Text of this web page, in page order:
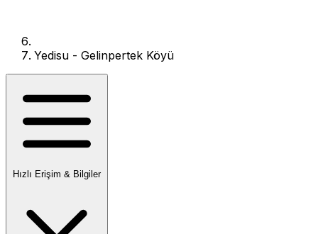
Yedisu - Gelinpertek Köyü
Hızlı Erişim & Bilgiler